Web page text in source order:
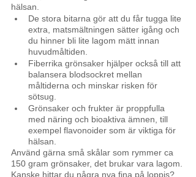
hälsan.
De stora bitarna gör att du får tugga lite
extra, matsmältningen sätter igång och
du hinner bli lite lagom mätt innan
huvudmåltiden.
Fiberrika grönsaker hjälper också till att
balansera blodsockret mellan
måltiderna och minskar risken för
sötsug.
Grönsaker och frukter är proppfulla
med näring och bioaktiva ämnen, till
exempel flavonoider som är viktiga för
hälsan.
Använd gärna små skålar som rymmer ca
150 gram grönsaker, det brukar vara lagom.
Kanske hittar du några nya fina på loppis?